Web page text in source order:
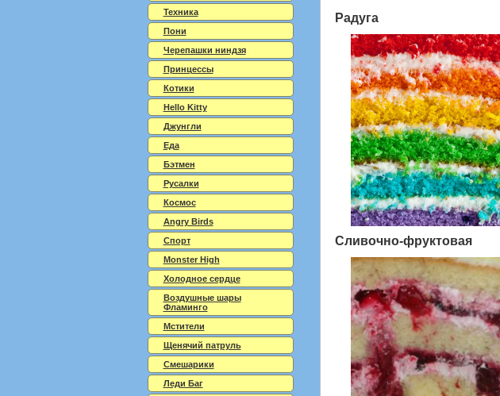
Радуга
Сливочно-фруктовая
Техника
Пони
Черепашки ниндзя
Принцессы
Котики
Hello Kitty
Джунгли
Еда
Бэтмен
Русалки
Космос
Angry Birds
Спорт
Monster High
Холодное сердце
Воздушные шары
Фламинго
Мстители
Щенячий патруль
Смешарики
Леди Баг